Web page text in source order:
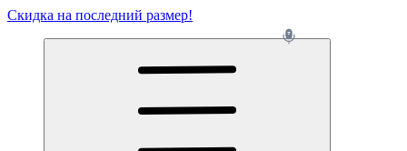
Скидка на последний размер!